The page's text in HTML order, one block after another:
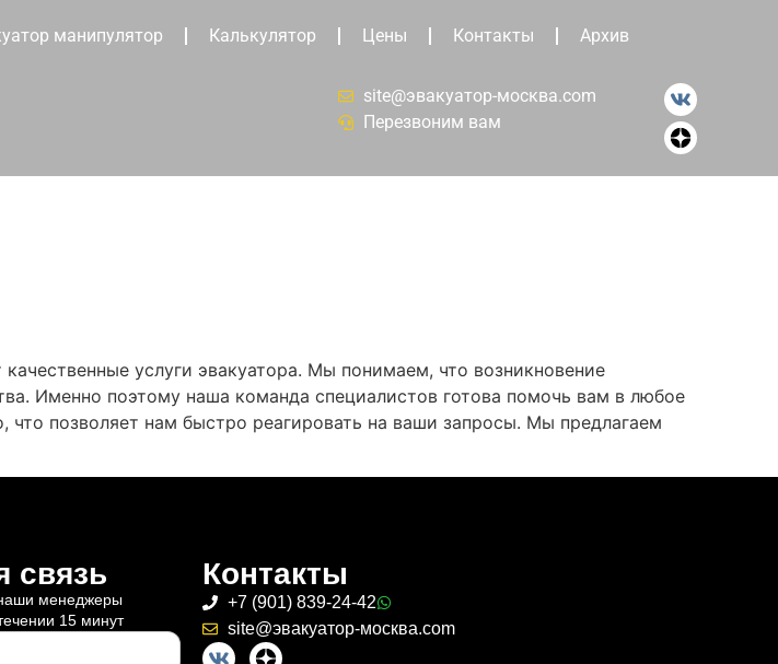
манипулятор Калькулятор Цены Контакты Архив
site@эвакуатор-москва.com
Перезвоним вам
услуги эвакуатора. Мы понимаем, что возникновение
Именно поэтому наша команда специалистов готова помочь вам в любое
что позволяет нам быстро реагировать на ваши запросы. Мы предлагаем
связь
наши менеджеры
15 минут
Контакты
+7 (901) 839-24-42
site@эвакуатор-москва.com